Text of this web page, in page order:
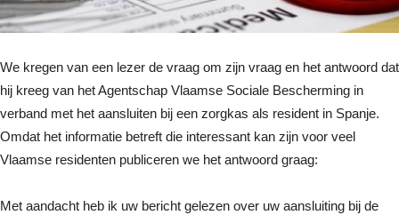
We kregen van een lezer de vraag om zijn vraag en het antwoord dat
hij kreeg van het Agentschap Vlaamse Sociale Bescherming in
verband met het aansluiten bij een zorgkas als resident in Spanje.
Omdat het informatie betreft die interessant kan zijn voor veel
Vlaamse residenten publiceren we het antwoord graag:
Met aandacht heb ik uw bericht gelezen over uw aansluiting bij de